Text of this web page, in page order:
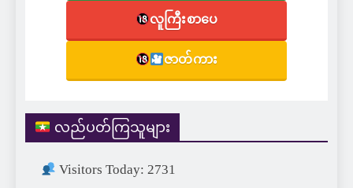
လူကြီးစာပေ
ဇာတ်ကား
လည်ပတ်ကြသူများ
Visitors Today: 2731